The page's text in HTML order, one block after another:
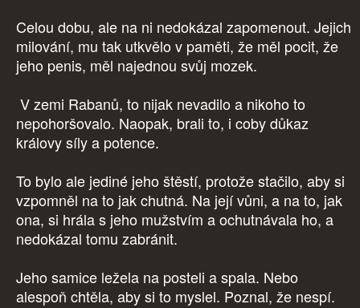
Celou dobu, ale na ni nedokázal zapomenout. Jejich
milování, mu tak utkvělo v paměti, že měl pocit, že
jeho penis, měl najednou svůj mozek.
V zemi Rabanů, to nijak nevadilo a nikoho to
nepohoršovalo. Naopak, brali to, i coby důkaz
královy síly a potence.
To bylo ale jediné jeho štěstí, protože stačilo, aby si
vzpomněl na to jak chutná. Na její vůni, a na to, jak
ona, si hrála s jeho mužstvím a ochutnávala ho, a
nedokázal tomu zabránit.
Jeho samice ležela na posteli a spala. Nebo
alespoň chtěla, aby si to myslel. Poznal, že nespí.